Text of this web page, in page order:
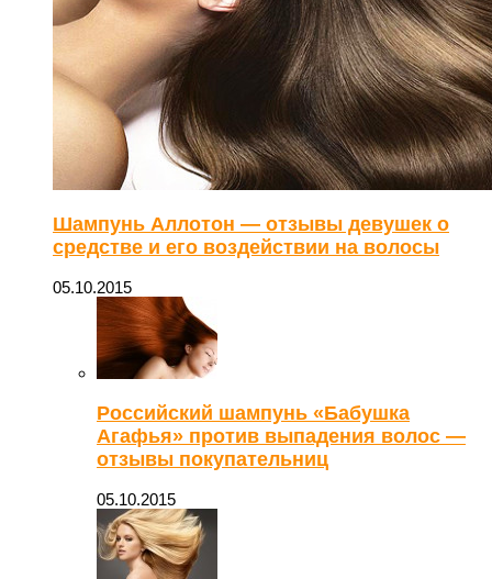
Шампунь Аллотон — отзывы девушек о
средстве и его воздействии на волосы
05.10.2015
Российский шампунь «Бабушка
Агафья» против выпадения волос —
отзывы покупательниц
05.10.2015